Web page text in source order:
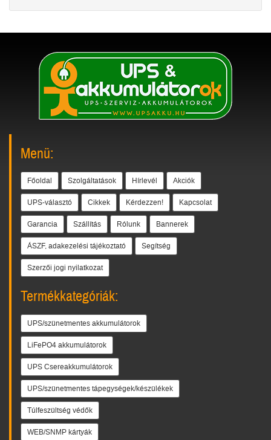
Menü:
Főoldal Szolgáltatások Hírlevél Akciók
UPS-választó Cikkek Kérdezzen! Kapcsolat
Garancia Szállítás Rólunk Bannerek
ÁSZF, adakezelési tájékoztató Segítség
Szerzői jogi nyilatkozat
Termékkategóriák:
UPS/szünetmentes akkumulátorok
LiFePO4 akkumulátorok
UPS Csereakkumulátorok
UPS/szünetmentes tápegységek/készülékek
Túlfeszültség védők
WEB/SNMP kártyák